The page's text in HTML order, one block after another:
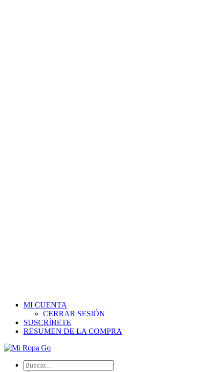
MI CUENTA
CERRAR SESIÓN
SUSCRÍBETE
RESUMEN DE LA COMPRA